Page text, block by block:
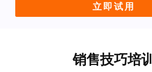
立即试用
销售技巧培训